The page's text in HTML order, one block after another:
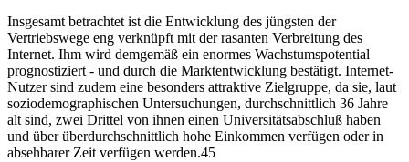
Insgesamt betrachtet ist die Entwicklung des jüngsten der
Vertriebswege eng verknüpft mit der rasanten Verbreitung des
Internet. Ihm wird demgemäß ein enormes Wachstumspotential
prognostiziert - und durch die Marktentwicklung bestätigt. Internet-
Nutzer sind zudem eine besonders attraktive Zielgruppe, da sie, laut
soziodemographischen Untersuchungen, durchschnittlich 36 Jahre
alt sind, zwei Drittel von ihnen einen Universitätsabschluß haben
und über überdurchschnittlich hohe Einkommen verfügen oder in
absehbarer Zeit verfügen werden.45